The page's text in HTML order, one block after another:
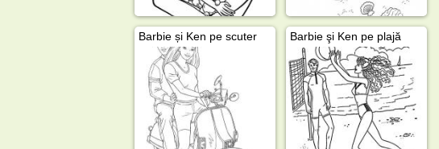
Barbie și Ken pe scuter Barbie şi Ken pe plajă